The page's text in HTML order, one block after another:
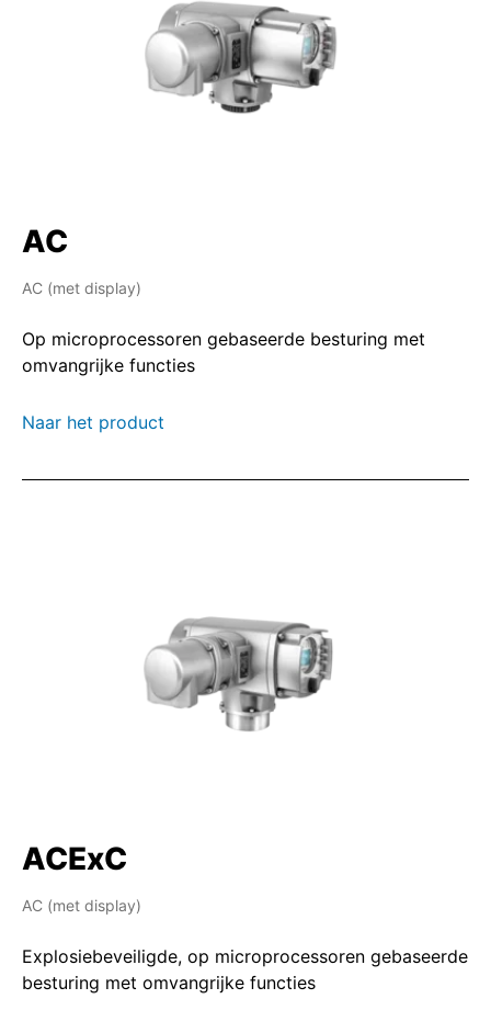
stellen de geanaliseerde signalen van de
aandrijving als terugmeldingen van het
overkoepelende niveau beschikbaar.
Met de geïntegreerde lokale
Vanuit het oogpunt van de PCS ontstaat
daardoor een algemeen beeld.
AC
AC (met display)
Op microprocessoren gebaseerde besturing met
omvangrijke functies
Naar het product
ACExC
AC (met display)
Explosiebeveiligde, op microprocessoren gebaseerde
besturing met omvangrijke functies